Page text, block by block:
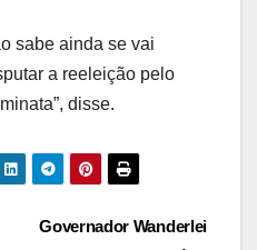
sabe ainda se vai
a reeleição pelo
disse.
Governador Wanderlei